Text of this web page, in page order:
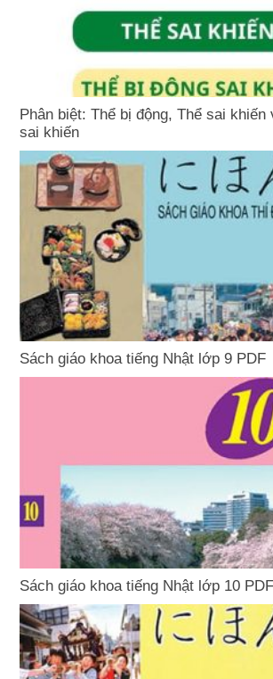
Phân biệt: Thể bị động, Thể sai khiến
sai khiến
Sách giáo khoa tiếng Nhật lớp 9 PDF
Sách giáo khoa tiếng Nhật lớp 10 PDF